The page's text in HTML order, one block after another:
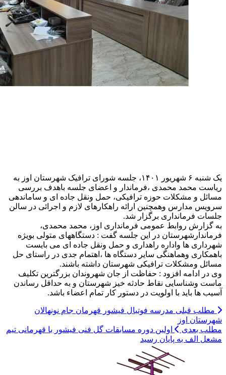
یک شنبه ۶ شهریور ۱۴۰۱، جلسه شورای ترافیک شهرستان اوز به
ریاست محمد محمدی ،فرماندار و اعضای جلسه باهدف بررسی
مسائل و مشکلات حوزه ترافیکی، حمل ونقل جاده ای و ساماندهی
سرویس مدارس وهمچنین ارائه راهکارهای لازم و اجرائی در سالن
جلسات فرمانداری برگزار شد.
به گزارش روابط عمومی فرمانداری اوز، محمد محمدی،
فرماندارشهرستان در این جلسه گفت : دستگاههای متولی بویژه
شهرداری ها واداره راهداری و حمل ونقل جاده ای می بایست
باهمکاری وهماهنگی سایر دستگاه ها ،اهتمام جدی در راستای حل
مسائل ومشکلات ترافیکی شهرستان داشته باشند.
وی در ادامه افزود : حفاظت از جان شهروندان بزرگترین تکلیف
ماست وشناسایی نقاط حادثه خیز شهرستان و به حداقل رساندن
آسیب ها باید با اولویت در دستور کار تمام اعضاء باشد.
مطلب قبلی مدرسه فوتبال فیشور قهرمان جام نونهالان
شهرستان اوز
مطلب بعدی
اولین دوره مسابقات گل فنی فیشور با قهرمانی تیم
مشعل الف به پایان رسید